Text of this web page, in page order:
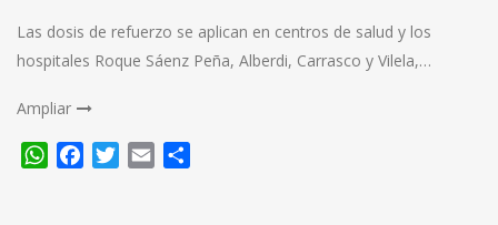
Las dosis de refuerzo se aplican en centros de salud y los
hospitales Roque Sáenz Peña, Alberdi, Carrasco y Vilela,…
Ampliar
WhatsApp
FacebookTwitter
Email